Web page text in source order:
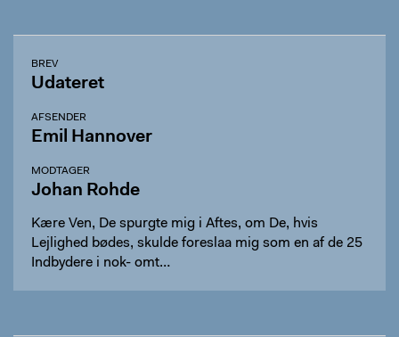
BREV
Udateret
AFSENDER
Emil Hannover
MODTAGER
Johan Rohde
Kære Ven, De spurgte mig i Aftes, om De, hvis
Lejlighed bødes, skulde foreslaa mig som en af de 25
Indbydere i nok- omt…